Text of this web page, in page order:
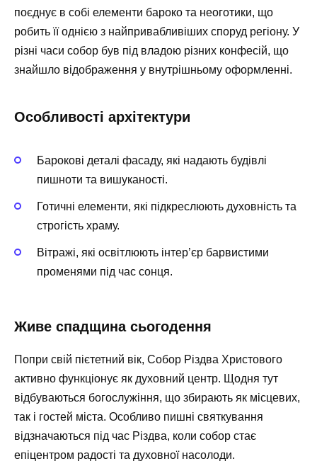
поєднує в собі елементи бароко та неоготики, що
робить її однією з найпривабливіших споруд регіону. У
різні часи собор був під владою різних конфесій, що
знайшло відображення у внутрішньому оформленні.
Особливості архітектури
Барокові деталі фасаду, які надають будівлі
пишноти та вишуканості.
Готичні елементи, які підкреслюють духовність та
строгість храму.
Вітражі, які освітлюють інтер’єр барвистими
променями під час сонця.
Живе спадщина сьогодення
Попри свій пієтетний вік, Собор Різдва Христового
активно функціонує як духовний центр. Щодня тут
відбуваються богослужіння, що збирають як місцевих,
так і гостей міста. Особливо пишні святкування
відзначаються під час Різдва, коли собор стає
епіцентром радості та духовної насолоди.